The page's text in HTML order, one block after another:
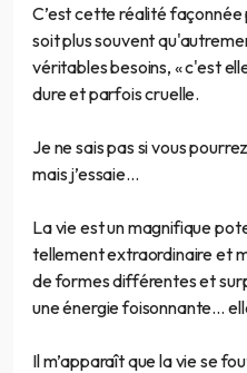
C’est cette réalité façonnée
soit plus souvent
véritables besoins, « c'est
dure et parfois cruelle.
Je ne sais pas si vous
mais j’essaie...
La vie est un magnifique
tellement extraordinaire et
de formes différentes et
une énergie foisonnante…
Il m’apparaît que la vie se